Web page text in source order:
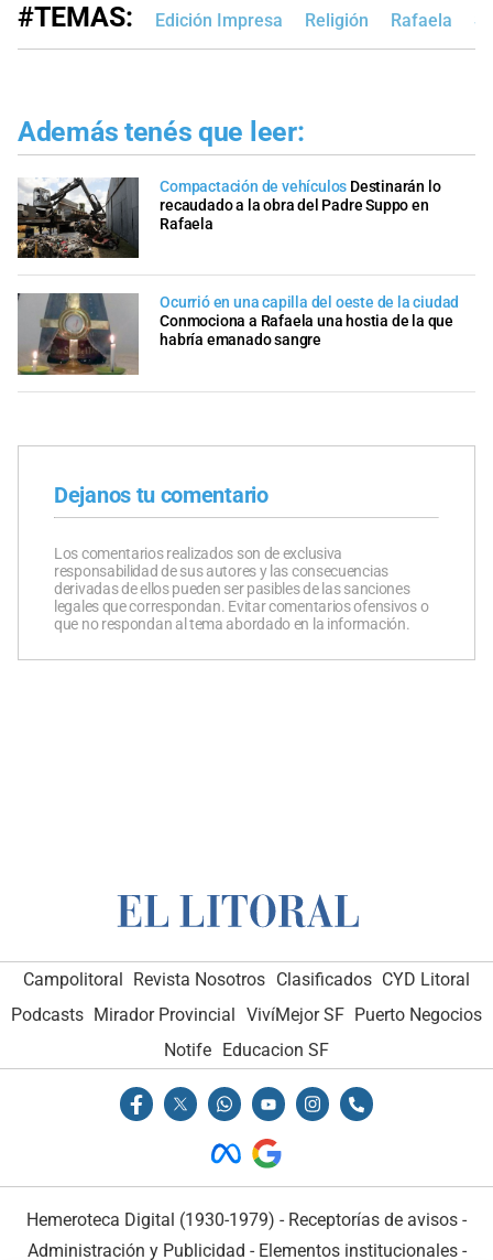
#TEMAS: Edición Impresa Religión Rafaela
Además tenés que leer:
Compactación de vehículos Destinarán lo
recaudado a la obra del Padre Suppo en
Rafaela
Ocurrió en una capilla del oeste de la ciudad
Conmociona a Rafaela una hostia de la que
habría emanado sangre
Dejanos tu comentario
Los comentarios realizados son de exclusiva
responsabilidad de sus autores y las consecuencias
derivadas de ellos pueden ser pasibles de las sanciones
legales que correspondan. Evitar comentarios ofensivos o
que no respondan al tema abordado en la información.
Campolitoral Revista Nosotros Clasificados CYD Litoral
Podcasts Mirador Provincial VivíMejor SF Puerto Negocios
Notife
Educacion SF
Hemeroteca Digital (1930-1979) - Receptorías de avisos -
Administración y Publicidad - Elementos institucionales-